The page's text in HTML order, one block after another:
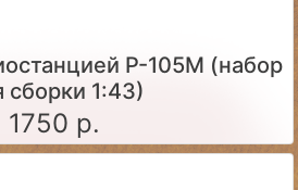
Р-105М (набор
сборки 1:43)
1750 р.